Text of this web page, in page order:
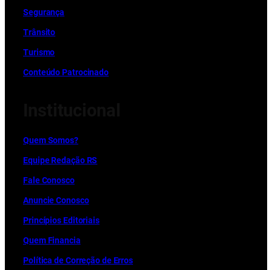
Segurança
Trânsito
Turismo
Conteúdo Patrocinado
Quem Somos?
Equipe Redação RS
Fale Conosco
Anuncie Conosco
Princípios Editoriais
Quem Financia
Política de Correção de Erros